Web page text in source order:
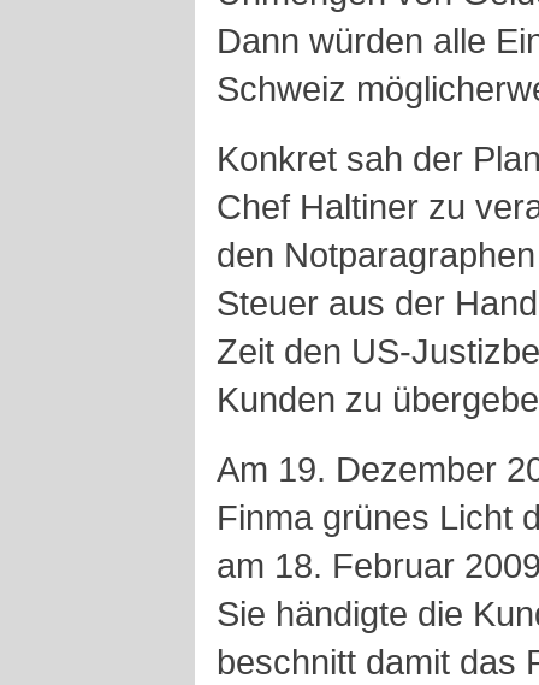
Dann würden alle
Schweiz
Konkret sah der
Chef Haltiner zu
den
Steuer aus der
Zeit den US-
Kunden zu
Am 19. Dezember
Finma grünes Licht
am 18. Februar
Sie händigte die
beschnitt damit das